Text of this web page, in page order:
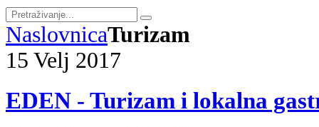
NaslovnicaTurizam
15 Velj 2017
EDEN - Turizam i lokalna